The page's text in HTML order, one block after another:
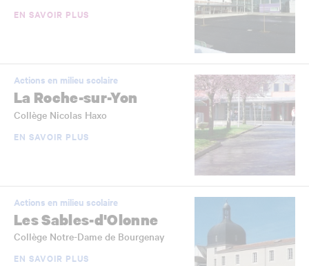
EN SAVOIR PLUS
Actions en milieu scolaire
La Roche-sur-Yon
Collège Nicolas Haxo
EN SAVOIR PLUS
Actions en milieu scolaire
Les Sables-d'Olonne
Collège Notre-Dame de Bourgenay
EN SAVOIR PLUS